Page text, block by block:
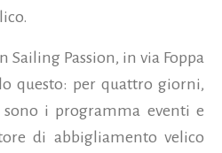
Passion, in via Foppa
questo: per quattro giorni,
sono i programma eventi e
di abbigliamento velico